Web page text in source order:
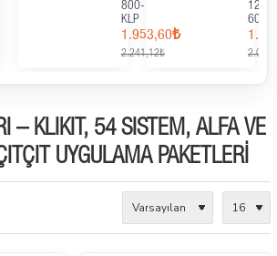
– KLIKIT, 54 SISTEM, ALFA VE
UYGULAMA PAKETLERI